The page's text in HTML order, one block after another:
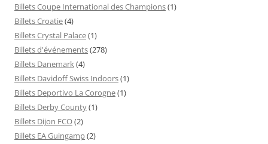
Billets Coupe International des Champions(1)
Billets Croatie(4)
Billets Crystal Palace(1)
Billets d'événements(278)
Billets Danemark(4)
Billets Davidoff Swiss Indoors(1)
Billets Deportivo La Corogne(1)
Billets Derby County(1)
Billets Dijon FCO(2)
Billets EA Guingamp(2)